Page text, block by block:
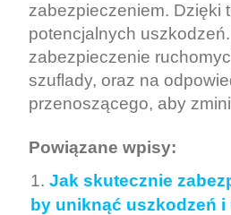
zabezpieczeniem. Dzięki
potencjalnych
zabezpieczenie
szuflady, oraz na
przenoszącego, aby
Powiązane wpisy:
Jak skutecznie
by uniknąć uszkodzeń i